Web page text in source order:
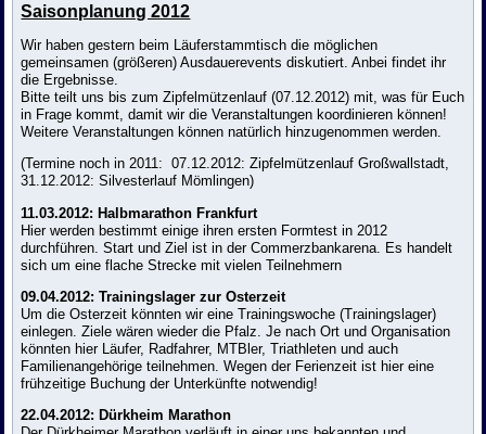
Saisonplanung 2012
Wir haben gestern beim Läuferstammtisch die möglichen
gemeinsamen (größeren) Ausdauerevents diskutiert. Anbei findet ihr
die Ergebnisse.
Bitte teilt uns bis zum Zipfelmützenlauf (07.12.2012) mit, was für Euch
in Frage kommt, damit wir die Veranstaltungen koordinieren können!
Weitere Veranstaltungen können natürlich hinzugenommen werden.
(Termine noch in 2011:
07.12.2012: Zipfelmützenlauf Großwallstadt,
31.12.2012: Silvesterlauf Mömlingen)
11.03.2012: Halbmarathon Frankfurt
Hier werden bestimmt einige ihren ersten Formtest in 2012
durchführen. Start und Ziel ist in der Commerzbankarena. Es handelt
sich um eine flache Strecke mit vielen Teilnehmern
09.04.2012: Trainingslager zur Osterzeit
Um die Osterzeit könnten wir eine Trainingswoche (Trainingslager)
einlegen. Ziele wären wieder die Pfalz. Je nach Ort und Organisation
könnten hier Läufer, Radfahrer, MTBler, Triathleten und auch
Familienangehörige teilnehmen. Wegen der Ferienzeit ist hier eine
frühzeitige Buchung der Unterkünfte notwendig!
22.04.2012: Dürkheim Marathon